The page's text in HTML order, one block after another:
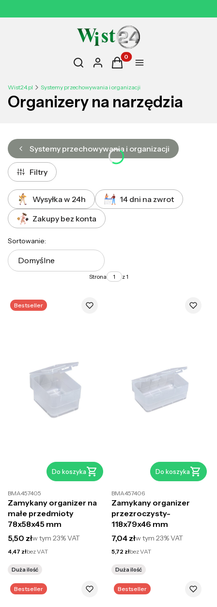
Otwórz wyszukiwarkę
Szukaj Zaloguj sięProdukty w koszyku: 0.
KoszykMenu
Wist24.pl Systemy przechowywania i organizacji
Organizery na narzędzia
Systemy przechowywania i organizacji
Filtry
Wysyłka w 24h
14 dni na zwrot
Zakupy bez konta
Lista produktów
Sortowanie:
Domyślne
Strona z 1
Bestseller
Do koszyka
BMA457405
Zamykany organizer na
małe przedmioty
78x58x45 mm
Cena brutto
5,50 złw tym 23%VAT
Cena netto
4,47 złbez VAT
Duża ilość
Do koszyka
BMA457406
Zamykany organizer
przezroczysty-
118x79x46 mm
Cena brutto
7,04 złw tym23%VAT
Cena netto
5,72 złbez VAT
Duża ilość
Bestseller Bestseller